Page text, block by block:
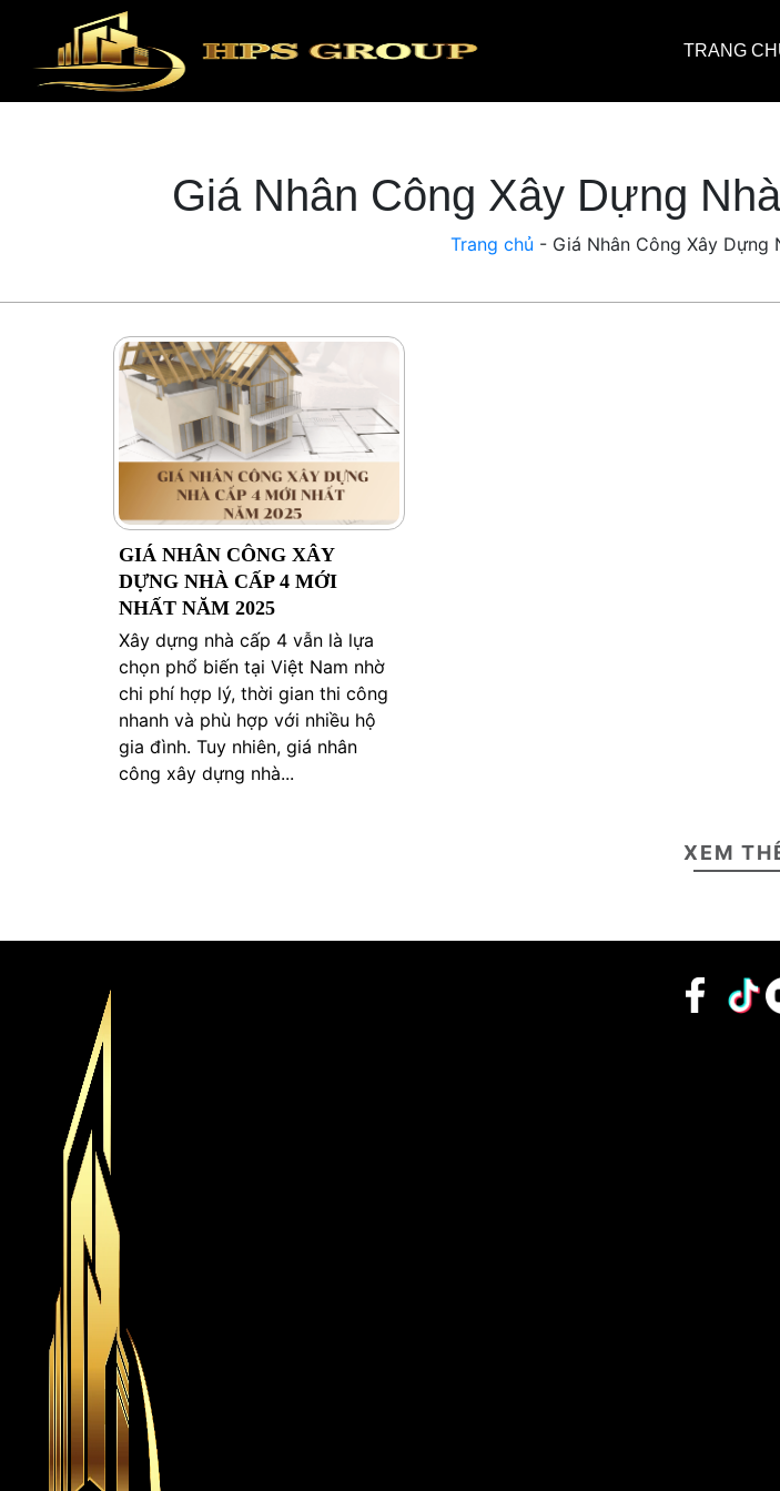
TRANG
Giá Nhân Công Xây Dựng
Trang chủ - Giá Nhân Công Xây
GIÁ NHÂN CÔNG XÂY
DỰNG NHÀ CẤP 4 MỚI
NHẤT NĂM 2025
Xây dựng nhà cấp 4 vẫn là lựa
chọn phổ biến tại Việt Nam nhờ
chi phí hợp lý, thời gian thi công
nhanh và phù hợp với nhiều hộ
gia đình. Tuy nhiên, giá nhân
công xây dựng nhà...
XEM